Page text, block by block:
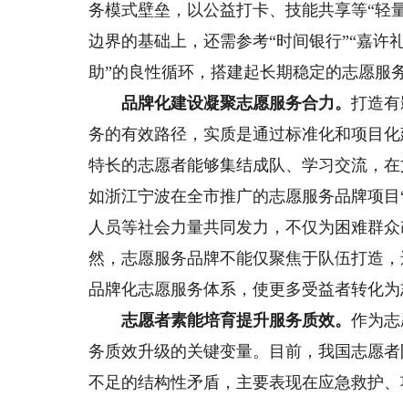
务模式壁垒，以公益打卡、技能共享等“轻
边界的基础上，还需参考“时间银行”“嘉许
助”的良性循环，搭建起长期稳定的志愿服
品牌化建设凝聚志愿服务合力。打造
务的有效路径，实质是通过标准化和项目
特长的志愿者能够集结成队、学习交流，
如浙江宁波在全市推广的志愿服务品牌项
人员等社会力量共同发力，不仅为困难群
然，志愿服务品牌不能仅聚焦于队伍打造
品牌化志愿服务体系，使更多受益者转化
志愿者素能培育提升服务质效。作为
务质效升级的关键变量。目前，我国志愿
不足的结构性矛盾，主要表现在应急救护